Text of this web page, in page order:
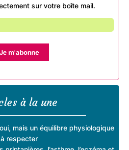
sur votre boîte mail.
Je m'abonne
à la une
mais un équilibre physiologique
à respecter